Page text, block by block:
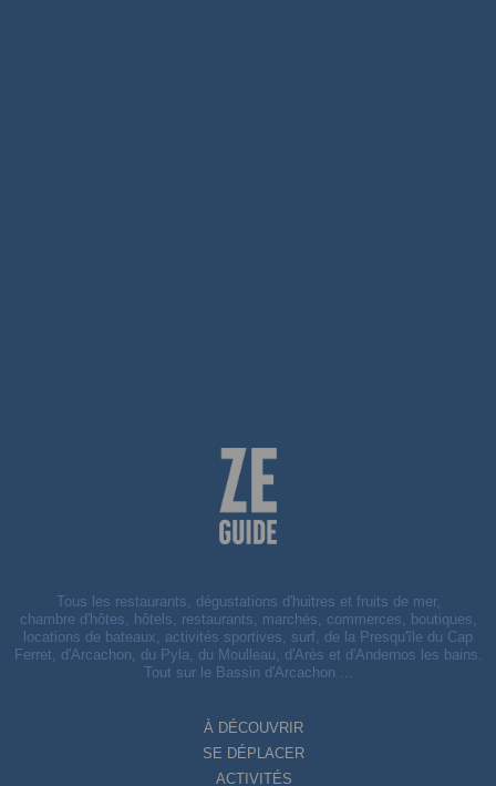
Tous les restaurants, dégustations d'huitres et fruits de mer,
chambre d'hôtes, hôtels, restaurants, marchés, commerces, boutiques,
locations de bateaux, activités sportives, surf, de la Presqu'île du Cap
Ferret, d'Arcachon, du Pyla, du Moulleau, d'Arès et d'Andernos les bains.
Tout sur le Bassin d'Arcachon ...
À DÉCOUVRIR
SE DÉPLACER
ACTIVITÉS